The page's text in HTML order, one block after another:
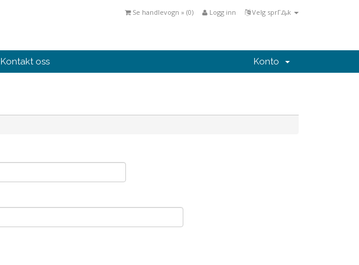
Velg sprΓ₯k
Logg inn
Se handlevogn » (0)
Kontakt oss Konto